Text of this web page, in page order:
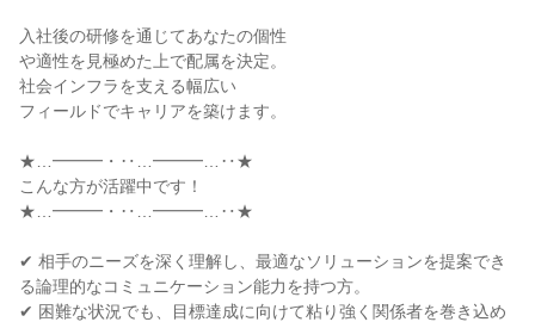
入社後の研修を通じてあなたの個性
や適性を見極めた上で配属を決定。
社会インフラを支える幅広い
フィールドでキャリアを築けます。
★…━━━・‥…━━━…‥★
こんな方が活躍中です！
★…━━━・‥…━━━…‥★
✔ 相手のニーズを深く理解し、最適なソリューションを提案でき
る論理的なコミュニケーション能力を持つ方。
✔ 困難な状況でも、目標達成に向けて粘り強く関係者を巻き込め